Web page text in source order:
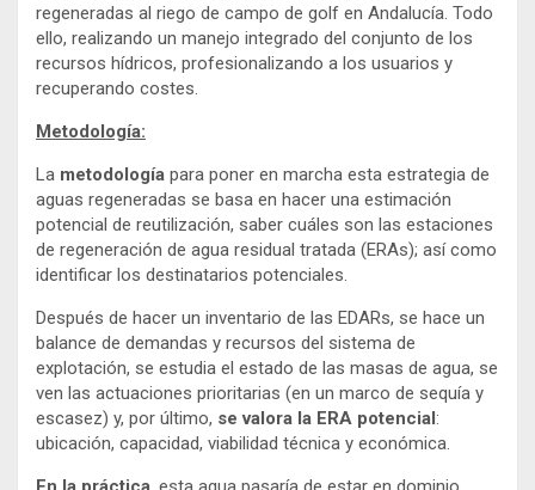
regeneradas al riego de campo de golf en Andalucía. Todo
ello, realizando un manejo integrado del conjunto de los
recursos hídricos, profesionalizando a los usuarios y
recuperando costes.
Metodología:
La metodología para poner en marcha esta estrategia de
aguas regeneradas se basa en hacer una estimación
potencial de reutilización, saber cuáles son las estaciones
de regeneración de agua residual tratada (ERAs); así como
identificar los destinatarios potenciales.
Después de hacer un inventario de las EDARs, se hace un
balance de demandas y recursos del sistema de
explotación, se estudia el estado de las masas de agua, se
ven las actuaciones prioritarias (en un marco de sequía y
escasez) y, por último, se valora la ERA potencial:
ubicación, capacidad, viabilidad técnica y económica.